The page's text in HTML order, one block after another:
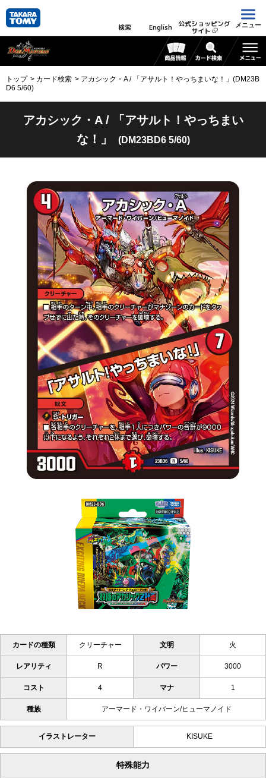
検索 English 公式ショッピング
サイト
メニュー
トップ カード検索
アカシック・A / 「アサルト！やっちまいな！」(DM23B
D6 5/60)
アカシック・A / 「アサルト！やっちまい
な！」
(DM23BD6 5/60)
カードの種類 クリーチャー 文明 火
レアリティ R パワー 3000
コスト 4 マナ 1
種族 アーマード・ワイバーン/ヒューマノイド
イラストレーター KISUKE
特殊能力